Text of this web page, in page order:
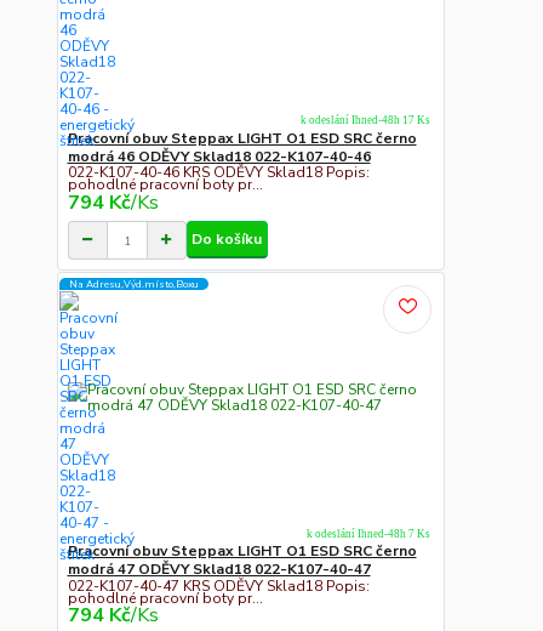
Pracovní obuv Steppax LIGHT O1 ESD SRC černo
modrá 46 ODĚVY Sklad18 022-K107-40-46
022-K107-40-46 KRS ODĚVY Sklad18 Popis:
pohodlné pracovní boty pr...
794 Kč/Ks
k odeslání Ihned-48h 17 Ks
Do košíku
Na Adresu,Výd.místo,Boxu
Pracovní obuv Steppax LIGHT O1 ESD SRC černo
modrá 47 ODĚVY Sklad18 022-K107-40-47
022-K107-40-47 KRS ODĚVY Sklad18 Popis:
pohodlné pracovní boty pr...
794 Kč/Ks
k odeslání Ihned-48h 7 Ks